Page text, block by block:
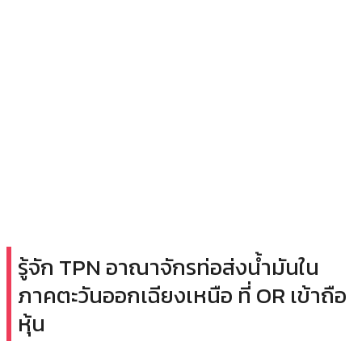
รู้จัก TPN อาณาจักรท่อส่งน้ำมันใน
ภาคตะวันออกเฉียงเหนือ ที่ OR เข้าถือ
หุ้น